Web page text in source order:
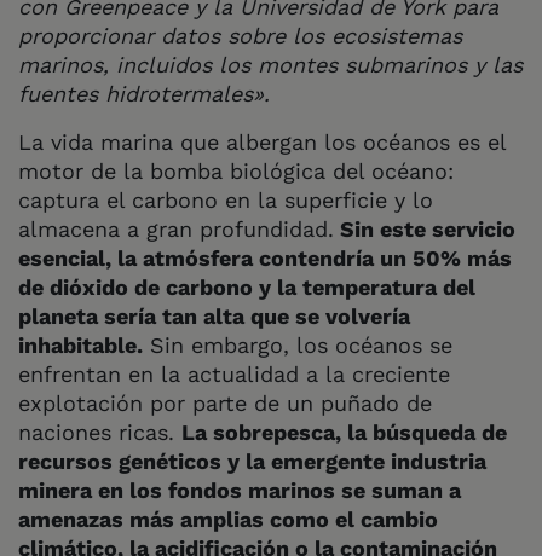
con Greenpeace y la Universidad de York para
proporcionar datos sobre los ecosistemas
marinos, incluidos los montes submarinos y las
fuentes hidrotermales».
La vida marina que albergan los océanos es el
motor de la bomba biológica del océano:
captura el carbono en la superficie y lo
almacena a gran profundidad. Sin este servicio
esencial, la atmósfera contendría un 50% más
de dióxido de carbono y la temperatura del
planeta sería tan alta que se volvería
inhabitable. Sin embargo, los océanos se
enfrentan en la actualidad a la creciente
explotación por parte de un puñado de
naciones ricas. La sobrepesca, la búsqueda de
recursos genéticos y la emergente industria
minera en los fondos marinos se suman a
amenazas más amplias como el cambio
climático, la acidificación o la contaminación